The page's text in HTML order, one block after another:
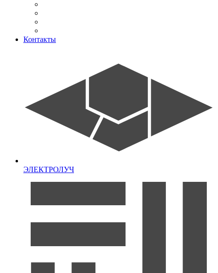
Контакты
ЭЛЕКТРОЛУЧ